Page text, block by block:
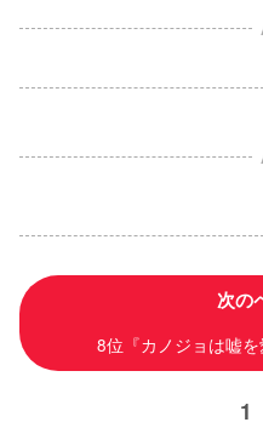
次の
8位『カノジョは嘘
1